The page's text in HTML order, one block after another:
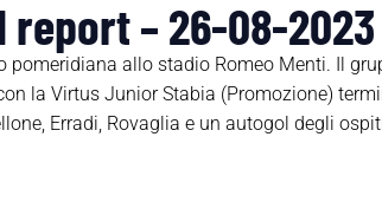
report – 26-08-2023
pomeridiana allo stadio Romeo Menti. Il
la Virtus Junior Stabia (Promozione)
Erradi, Rovaglia e un autogol degli